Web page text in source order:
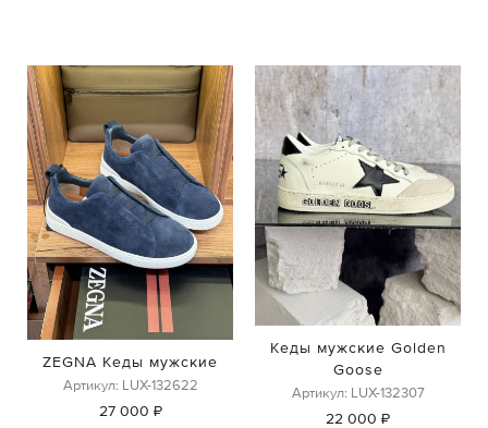
ZEGNA Кеды мужские
Артикул: LUX-132622
27 000 ₽
Кеды мужские Golden
Goose
Артикул: LUX-132307
22 000 ₽